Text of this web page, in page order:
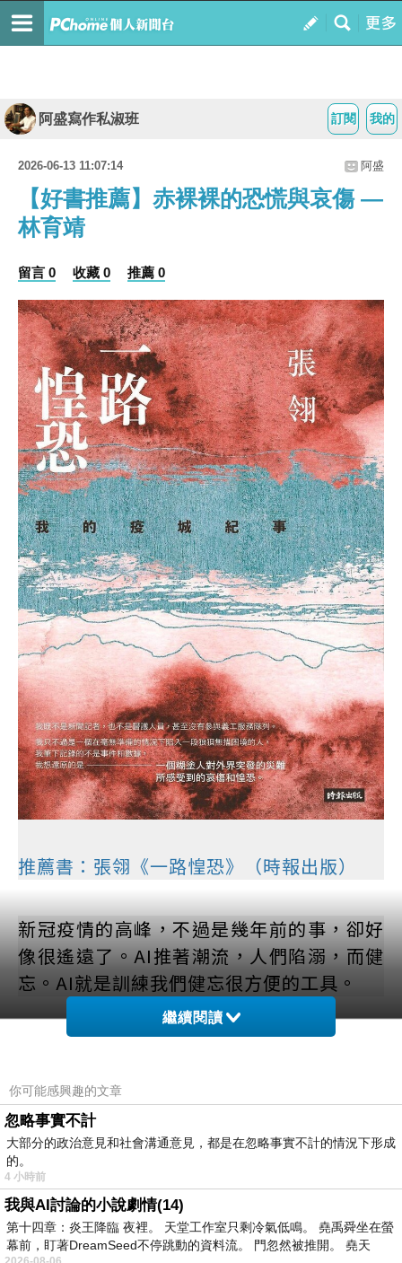
我的
訂閱
阿盛寫作私淑班
2026-06-13 11:07:14 阿盛
【好書推薦】赤裸裸的恐慌與哀傷 —
林育靖
留言 0 收藏 0 推薦 0
推薦書：張翎《一路惶恐》（時報出版）
新冠疫情的高峰，不過是幾年前的事，卻好
像很遙遠了。AI推著潮流，人們陷溺，而健
忘。AI就是訓練我們健忘很方便的工具。
張翎的《一路惶恐》讓我想起幾件往事，喚
當時在這座島上，大部分的人，雖然比起之
前或是之後，都有更多恐懼，諸項不便，惶
惑難安。有些人生計影響之大，失業，倒
閉；也有些人反而忙碌不堪，鈔票滾滾。但
比起地球上大部分其他國家來說，簡直天
堂。
繼續閱讀
你可能感興趣的文章
忽略事實不計
大部分的政治意見和社會溝通意見，都是在忽略事實不計的情況下形成
的。
4 小時前
我與AI討論的小說劇情(14)
第十四章：炎王降臨 夜裡。 天堂工作室只剩冷氣低鳴。 堯禹舜坐在螢
幕前，盯著DreamSeed不停跳動的資料流。 門忽然被推開。 堯天